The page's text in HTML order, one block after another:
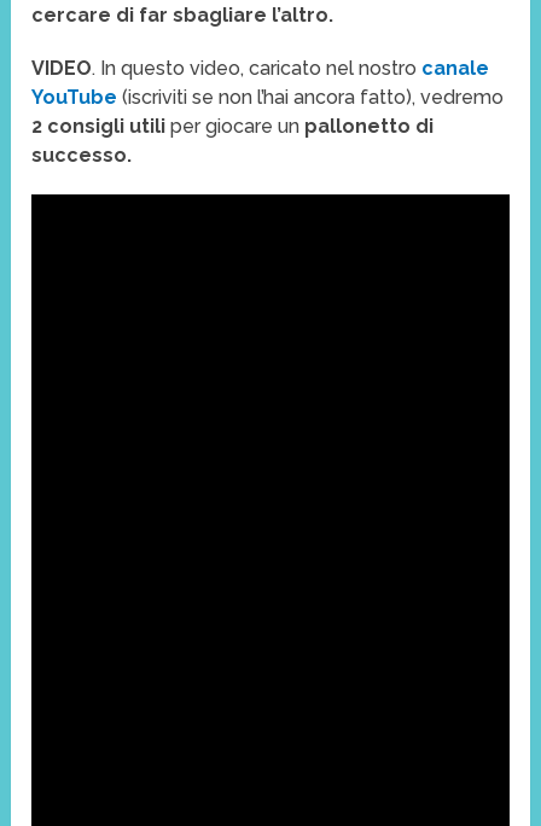
cercare di far sbagliare l’altro.
VIDEO. In questo video, caricato nel nostro canale
YouTube (iscriviti se non l’hai ancora fatto), vedremo
2 consigli utili per giocare un pallonetto di
successo.